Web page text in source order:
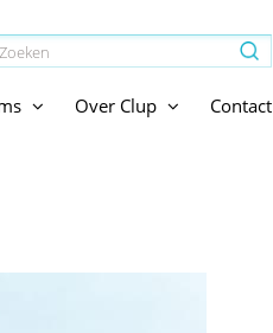
Over Clup Contact